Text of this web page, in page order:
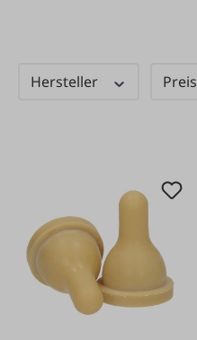
Hersteller Preis